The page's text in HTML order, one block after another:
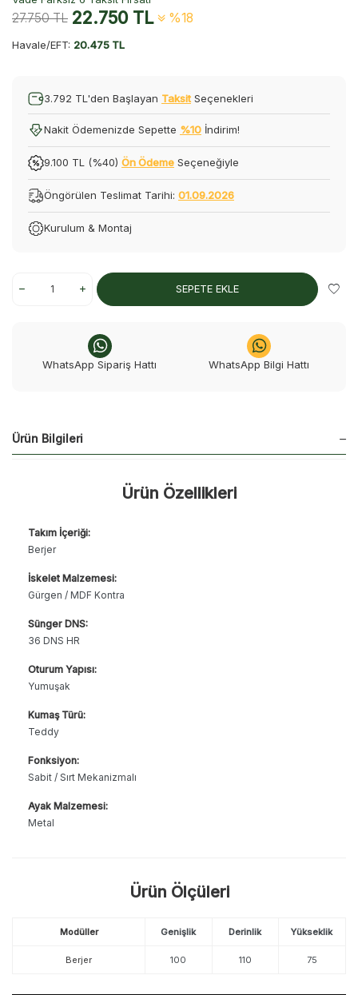
27.750TL 22.750TL %18
Havale/EFT: 20.475 TL
3.792 TL'den Başlayan Taksit Seçenekleri
Nakit Ödemenizde Sepette %10 İndirim!
9.100 TL (%40) Ön Ödeme Seçeneğiyle
Öngörülen Teslimat Tarihi: 01.09.2026
Kurulum & Montaj
SEPETE EKLE
WhatsApp Sipariş Hattı WhatsApp Bilgi Hattı
Ürün Bilgileri
Ürün Özellikleri
Takım İçeriği:
Berjer
İskelet Malzemesi:
Gürgen / MDF Kontra
Sünger DNS:
36 DNS HR
Oturum Yapısı:
Yumuşak
Kumaş Türü:
Teddy
Fonksiyon:
Sabit / Sırt Mekanizmalı
Ayak Malzemesi:
Metal
Ürün Ölçüleri
Modüller Genişlik Derinlik Yükseklik
Berjer 100 110 75